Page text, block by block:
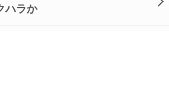
ハラか